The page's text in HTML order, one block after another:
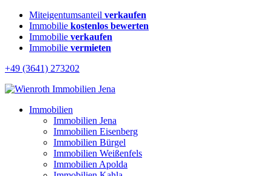
Miteigentumsanteil verkaufen
Immobilie kostenlos bewerten
Immobilie verkaufen
Immobilie vermieten
+49 (3641) 273202
Immobilien
Immobilien Jena
Immobilien Eisenberg
Immobilien Bürgel
Immobilien Weißenfels
Immobilien Apolda